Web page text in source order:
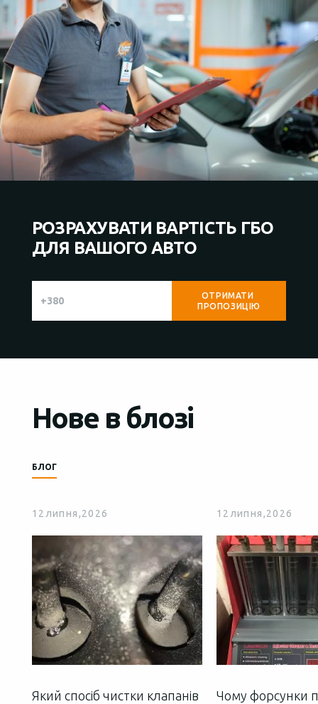
РОЗРАХУВАТИ ВАРТІСТЬ ГБО
ДЛЯ ВАШОГО АВТО
Нове в блозі
БЛОГ
12 липня,2026
Який спосіб чистки клапанів
12 липня,2026
Чому форсунки